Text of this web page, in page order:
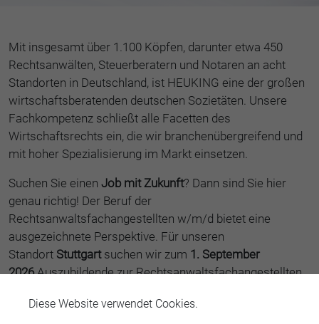
Diese Website verwendet Cookies.
Mit insgesamt über 1.100 Köpfen, darunter etwa 450
Rechtsanwälten, Steuerberatern und Notaren an acht
Standorten in Deutschland, ist HEUKING eine der großen
wirtschaftsberatenden deutschen Sozietäten. Unsere
Fachkompetenz schließt alle Facetten des
Wirtschaftsrechts ein, die wir branchenübergreifend und
mit hoher Spezialisierung im Markt einsetzen.
Suchen Sie einen Job mit Zukunft? Dann sind Sie hier
genau richtig! Der Beruf der
Rechtsanwaltsfachangestellten w/m/d bietet eine
ausgezeichnete Perspektive. Für unseren
Standort Stuttgartsuchen wir zum 1. September
2026Auszubildende zur Rechtsanwaltsfachangestellten